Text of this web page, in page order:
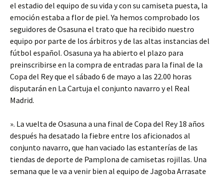
el estadio del equipo de su vida y con su camiseta puesta, la
emoción estaba a flor de piel. Ya hemos comprobado los
seguidores de Osasuna el trato que ha recibido nuestro
equipo por parte de los árbitros y de las altas instancias del
fútbol español. Osasuna ya ha abierto el plazo para
preinscribirse en la compra de entradas para la final de la
Copa del Rey que el sábado 6 de mayo a las 22.00 horas
disputarán en La Cartuja el conjunto navarro y el Real
Madrid.
». La vuelta de Osasuna a una final de Copa del Rey 18 años
después ha desatado la fiebre entre los aficionados al
conjunto navarro, que han vaciado las estanterías de las
tiendas de deporte de Pamplona de camisetas rojillas. Una
semana que le va a venir bien al equipo de Jagoba Arrasate